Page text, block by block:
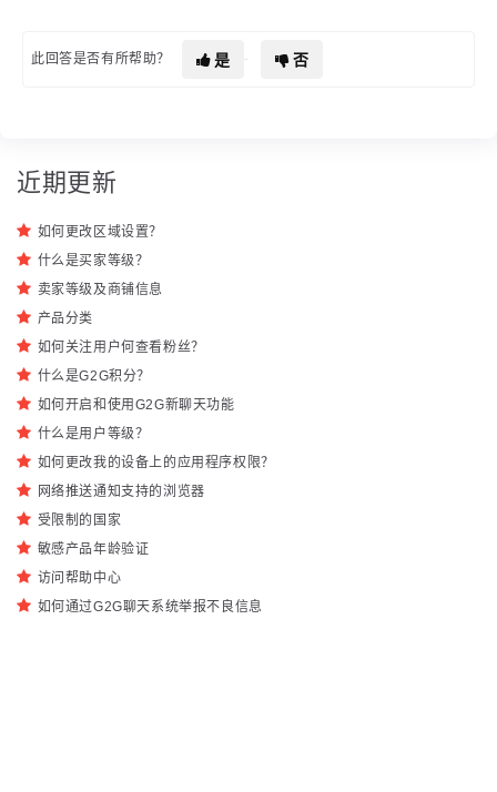
此回答是否有所帮助？ 是 否
近期更新
如何更改区域设置？
什么是买家等级？
卖家等级及商铺信息
产品分类
如何关注用户何查看粉丝？
什么是G2G积分？
如何开启和使用G2G新聊天功能
什么是用户等级？
如何更改我的设备上的应用程序权限？
网络推送通知支持的浏览器
受限制的国家
敏感产品年龄验证
访问帮助中心
如何通过G2G聊天系统举报不良信息